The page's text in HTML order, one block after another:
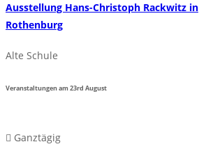
Ausstellung Hans-Christoph Rackwitz in
Rothenburg
Alte Schule
Veranstaltungen am23rd August
Ganztägig